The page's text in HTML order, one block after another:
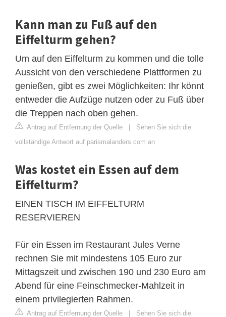
Kann man zu Fuß auf den
Eiffelturm gehen?
Um auf den Eiffelturm zu kommen und die tolle
Aussicht von den verschiedene Plattformen zu
genießen, gibt es zwei Möglichkeiten: Ihr könnt
entweder die Aufzüge nutzen oder zu Fuß über
die Treppen nach oben gehen.
Antrag auf Entfernung der Quelle | Sehen Sie sich die
vollständige Antwort auf parismalanders.com an
Was kostet ein Essen auf dem
Eiffelturm?
EINEN TISCH IM EIFFELTURM
RESERVIEREN
Für ein Essen im Restaurant Jules Verne
rechnen Sie mit mindestens 105 Euro zur
Mittagszeit und zwischen 190 und 230 Euro am
Abend für eine Feinschmecker-Mahlzeit in
einem privilegierten Rahmen.
Antrag auf Entfernung der Quelle | Sehen Sie sich die